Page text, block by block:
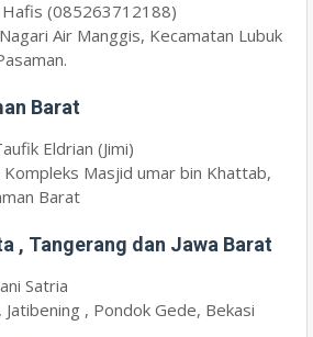
Hafis (085263712188)
Air Manggis, Kecamatan Lubuk
Barat
Eldrian (Jimi)
Kompleks Masjid umar bin Khattab,
Barat
, Tangerang dan Jawa Barat
Satria
Jatibening , Pondok Gede, Bekasi